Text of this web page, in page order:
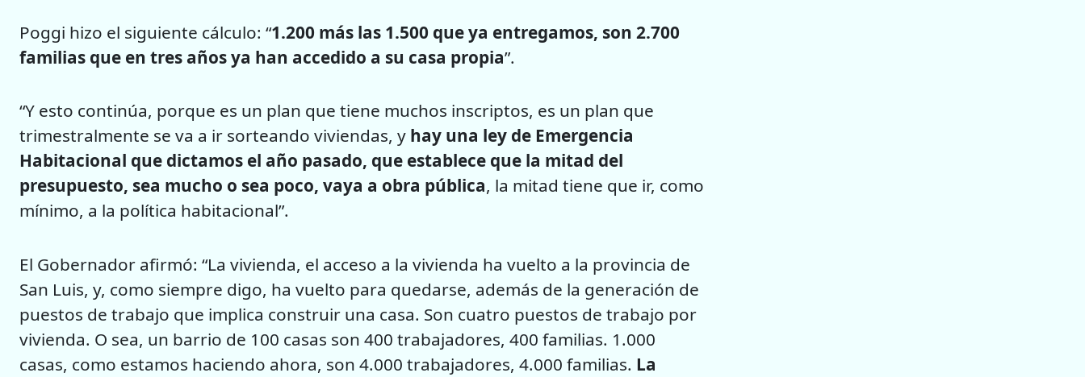
Poggi hizo el siguiente cálculo: “1.200 más las 1.500 que ya entregamos, son 2.700
familias que en tres años ya han accedido a su casa propia”.
“Y esto continúa, porque es un plan que tiene muchos inscriptos, es un plan que
trimestralmente se va a ir sorteando viviendas, y hay una ley de Emergencia
Habitacional que dictamos el año pasado, que establece que la mitad del
presupuesto, sea mucho o sea poco, vaya a obra pública, la mitad tiene que ir, como
mínimo, a la política habitacional”.
El Gobernador afirmó: “La vivienda, el acceso a la vivienda ha vuelto a la provincia de
San Luis, y, como siempre digo, ha vuelto para quedarse, además de la generación de
puestos de trabajo que implica construir una casa. Son cuatro puestos de trabajo por
vivienda. O sea, un barrio de 100 casas son 400 trabajadores, 400 familias. 1.000
casas, como estamos haciendo ahora, son 4.000 trabajadores, 4.000 familias. La